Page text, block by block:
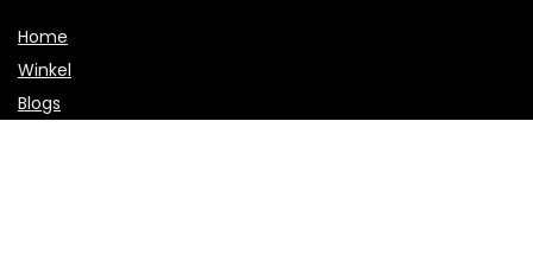
Home
Winkel
Blogs